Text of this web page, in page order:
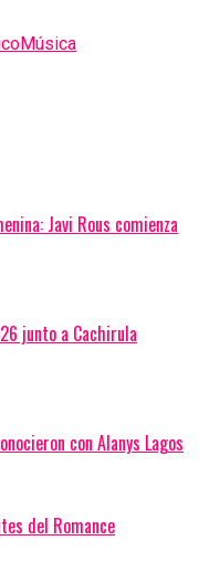
Música
Javi Rous comienza
junto a Cachirula
con Alanys Lagos
del Romance